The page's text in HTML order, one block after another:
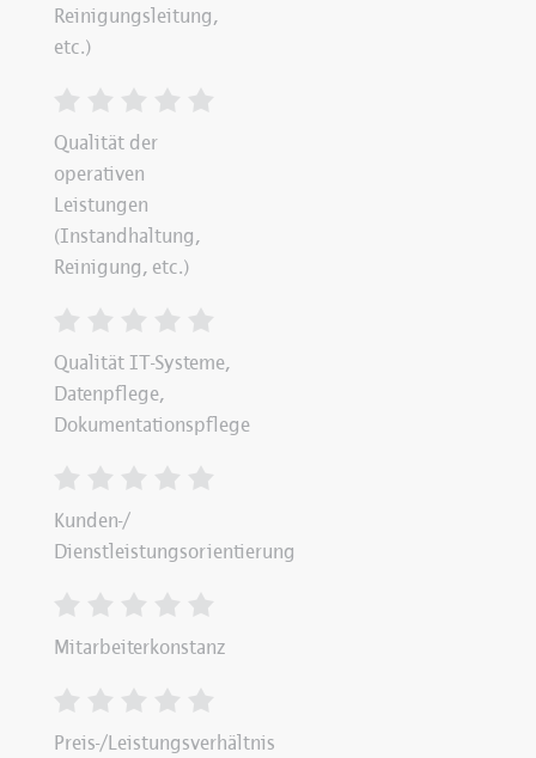
Reinigungsleitung,
etc.)
Qualität der
operativen
Leistungen
(Instandhaltung,
Reinigung, etc.)
Qualität IT-Systeme,
Datenpflege,
Dokumentationspflege
Kunden-/
Dienstleistungsorientierung
Mitarbeiterkonstanz
Preis-/Leistungsverhältnis